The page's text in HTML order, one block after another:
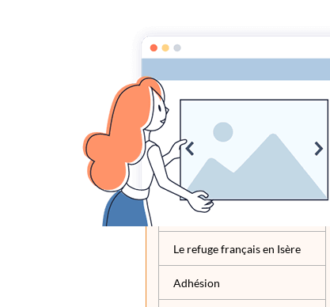
Nobody's
Association
Présentation
La fourrière serbe de Bečej
Le refuge français en Isère
Adhésion